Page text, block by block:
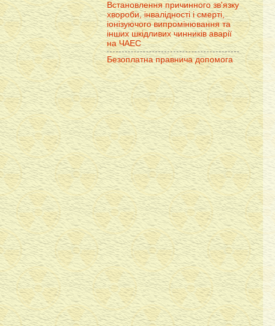
Встановлення причинного зв'язку
хвороби, інвалідності і смерті,
іонізуючого випромінювання та
інших шкідливих чинників аварії
на ЧАЕС
Безоплатна правнича допомога